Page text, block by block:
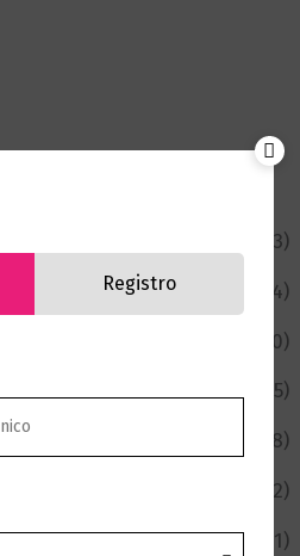
(53)
(4)
(230)
(75)
(88)
(212)
(371)
Registro